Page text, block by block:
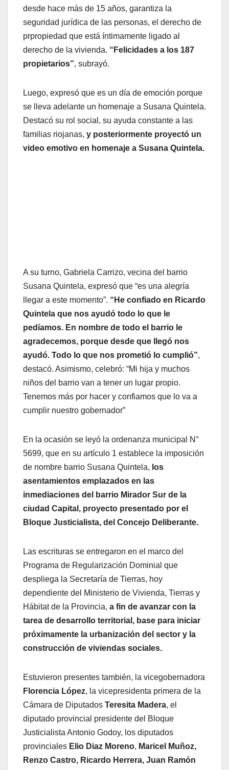
desde hace más de 15 años, garantiza la
seguridad jurídica de las personas, el derecho de
prpropiedad que está íntimamente ligado al
derecho de la vivienda. “Felicidades a los 187
propietarios”, subrayó.
Luego, expresó que es un día de emoción porque
se lleva adelante un homenaje a Susana Quintela.
Destacó su rol social, su ayuda constante a las
familias riojanas, y posteriormente proyectó un
video emotivo en homenaje a Susana Quintela.
A su turno, Gabriela Carrizo, vecina del barrio
Susana Quintela, expresó que “es una alegría
llegar a este momento”. “He confiado en Ricardo
Quintela que nos ayudó todo lo que le
pedíamos. En nombre de todo el barrio le
agradecemos, porque desde que llegó nos
ayudó. Todo lo que nos prometió lo cumplió”,
destacó. Asimismo, celebró: “Mi hija y muchos
niños del barrio van a tener un lugar propio.
Tenemos más por hacer y confiamos que lo va a
cumplir nuestro gobernador”
En la ocasión se leyó la ordenanza municipal N°
5699, que en su artículo 1 establece la imposición
de nombre barrio Susana Quintela, los
asentamientos emplazados en las
inmediaciones del barrio Mirador Sur de la
ciudad Capital, proyecto presentado por el
Bloque Justicialista, del Concejo Deliberante.
Las escrituras se entregaron en el marco del
Programa de Regularización Dominial que
despliega la Secretaría de Tierras, hoy
dependiente del Ministerio de Vivienda, Tierras y
Hábitat de la Provincia, a fin de avanzar con la
tarea de desarrollo territorial, base para iniciar
próximamente la urbanización del sector y la
construcción de viviendas sociales.
Estuvieron presentes también, la vicegobernadora
Florencia López, la vicepresidenta primera de la
Cámara de Diputados Teresita Madera, el
diputado provincial presidente del Bloque
Justicialista Antonio Godoy, los diputados
provinciales Elio Diaz Moreno, Maricel Muñoz,
Renzo Castro, Ricardo Herrera, Juan Ramón